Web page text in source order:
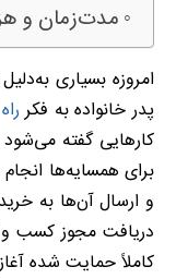
مدت‌زمان و
امروزه بسیاری
پدر خانواده به فکر
کارهایی گفته
برای همسایه‌ها
و ارسال آن‌ها به
دریافت مجوز کسب و
کاملاً حمایت شده